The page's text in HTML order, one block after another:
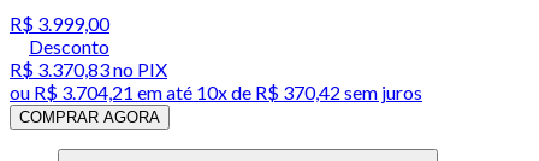
R$ 3.999,00
Desconto
R$ 3.370,83no PIX
ou R$ 3.704,21 em até 10x de R$ 370,42 sem juros
COMPRAR AGORA